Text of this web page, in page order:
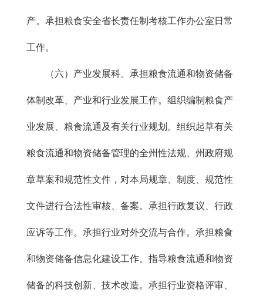
产。承担粮食安全省长责任制考核工作办公室日常
工作。
（六）产业发展科。承担粮食流通和物资储备
体制改革、产业和行业发展工作。组织编制粮食产
业发展、粮食流通及有关行业规划。组织起草有关
粮食流通和物资储备管理的全州性法规、州政府规
章草案和规范性文件，对本局规章、制度、规范性
文件进行合法性审核、备案。承担行政复议、行政
应诉等工作。承担行业对外交流与合作。承担粮食
和物资储备信息化建设工作。指导粮食流通和物资
储备的科技创新、技术改造。承担行业资格评审、